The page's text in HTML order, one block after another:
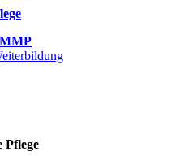
Pflege